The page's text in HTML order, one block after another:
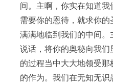
间。主啊，你实在知道
需要你的恩待，就求你
满满地临到我们的中间
说话，将你的奥秘向我
的过程当中大大地领受
的作为。我们在无知无